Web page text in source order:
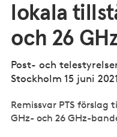
lokala
och 26
Post- och
Stockholm 15 juni 2021
Remissvar PTS
GHz- och 26 GHz-